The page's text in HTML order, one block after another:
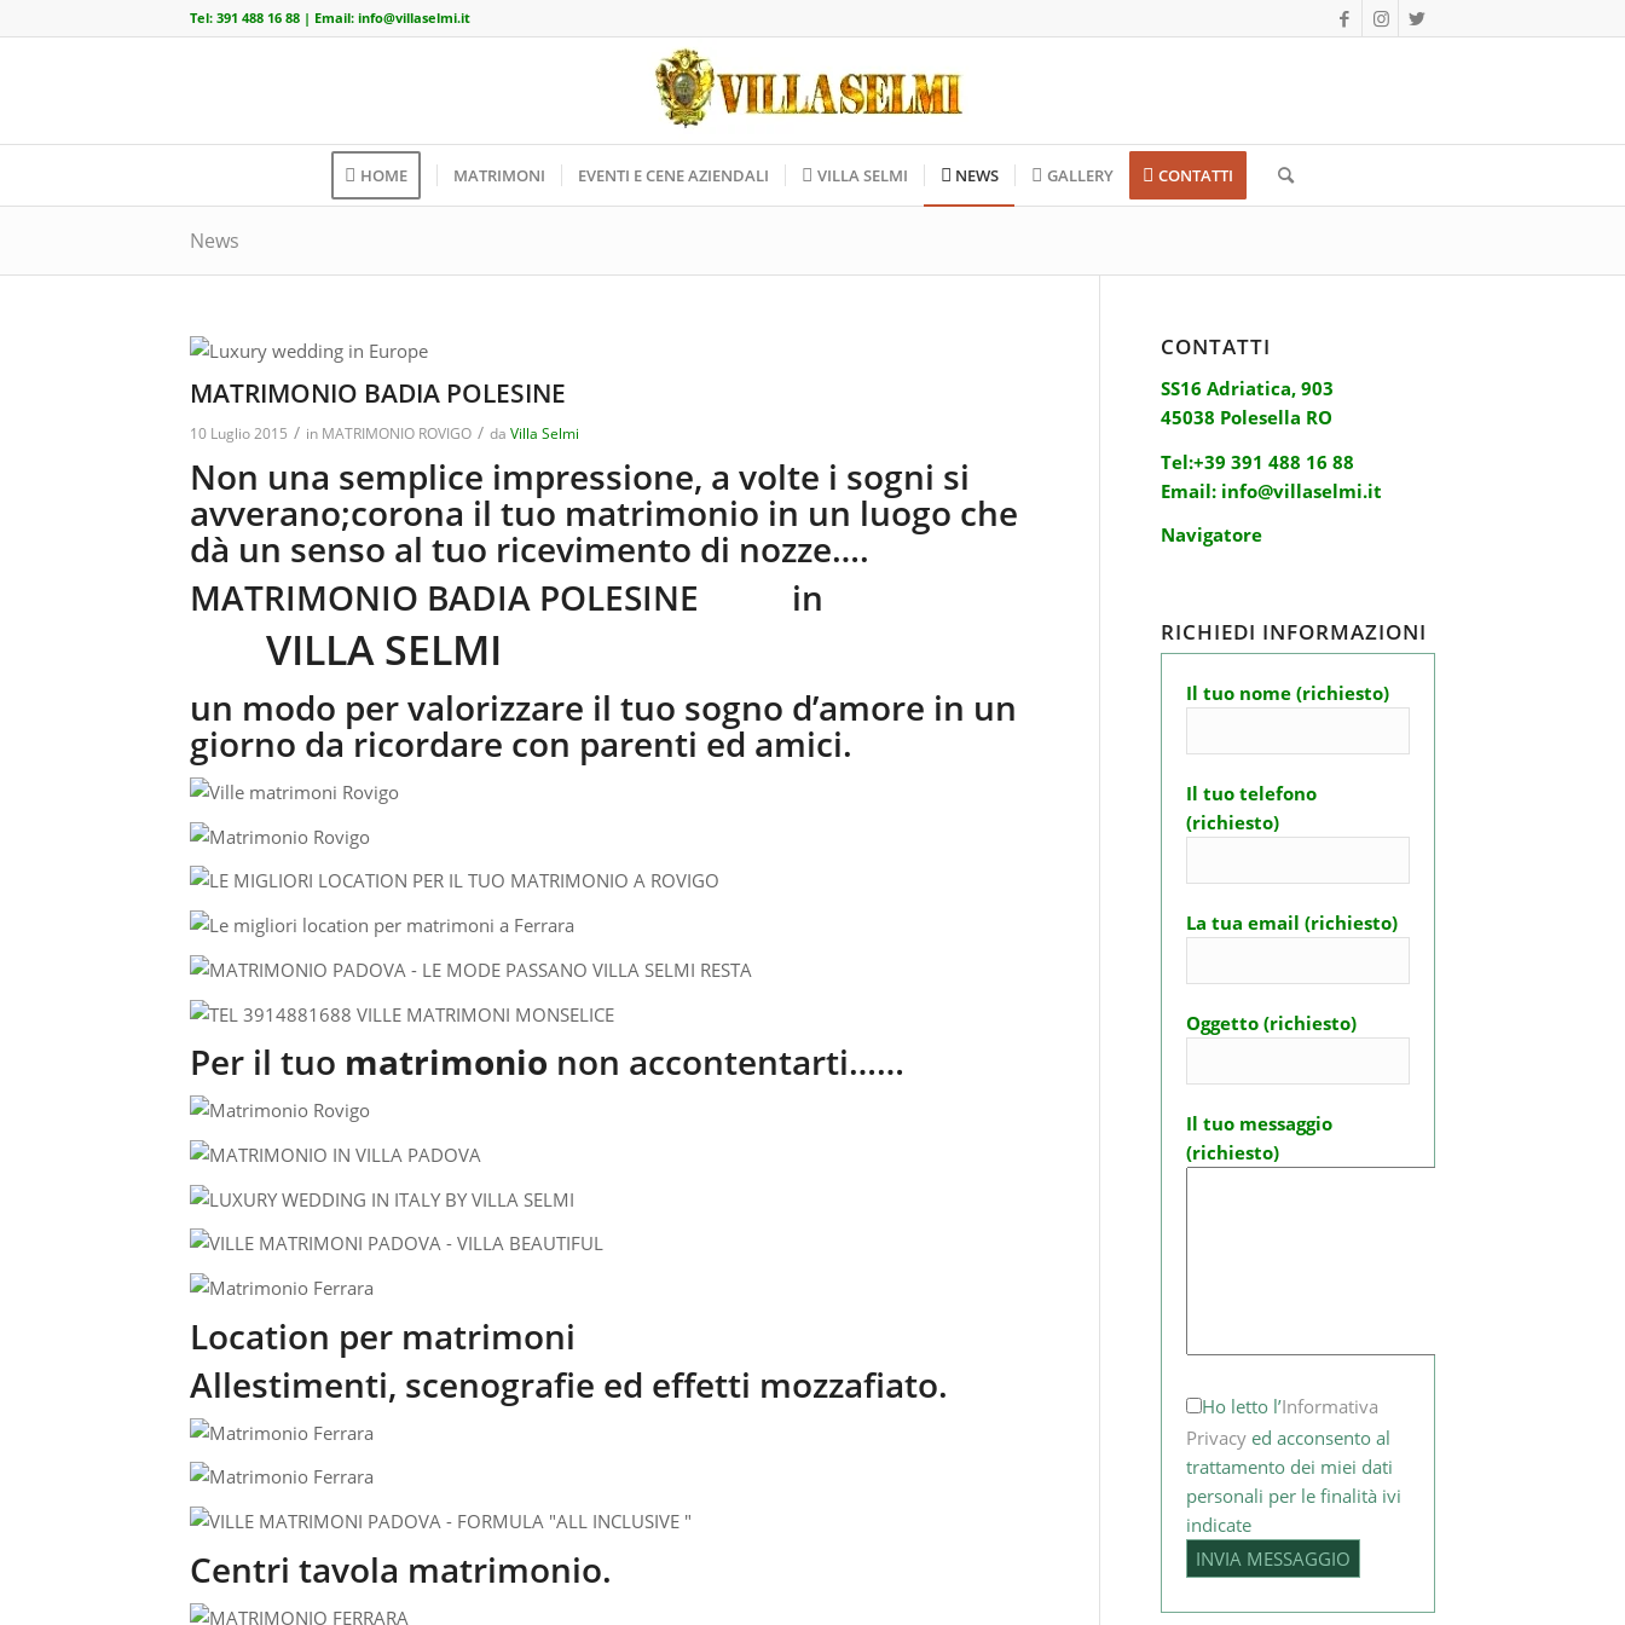
Tel: 391 488 16 88 | Email: info@villaselmi.it
HOME MATRIMONI EVENTI E CENE AZIENDALI VILLA SELMI NEWS GALLERY CONTATTI
News
MATRIMONIO BADIA POLESINE
10 Luglio 2015 / in MATRIMONIO ROVIGO / da Villa Selmi
Non una semplice impressione, a volte i sogni si
avverano;corona il tuo matrimonio in un luogo che
dà un senso al tuo ricevimento di nozze….
MATRIMONIO BADIA POLESINE in
VILLA SELMI
un modo per valorizzare il tuo sogno d’amore in un
giorno da ricordare con parenti ed amici.
Per il tuo matrimonio non accontentarti……
Location per matrimoni
Allestimenti, scenografie ed effetti mozzafiato.
Centri tavola matrimonio.
CONTATTI
SS16 Adriatica, 903
45038 Polesella RO
Tel:+39 391 488 16 88
Email: info@villaselmi.it
Navigatore
RICHIEDI INFORMAZIONI
Il tuo nome (richiesto)
Il tuo telefono
(richiesto)
La tua email (richiesto)
Oggetto (richiesto)
Il tuo messaggio
(richiesto)
Ho letto l’Informativa
Privacyed acconsento al
trattamento dei miei dati
personali per le finalità ivi
indicate